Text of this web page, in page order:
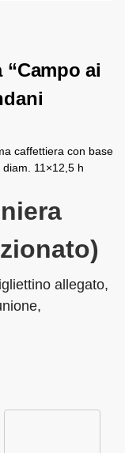
ai
caffettiera con base
11×12,5 h
allegato,